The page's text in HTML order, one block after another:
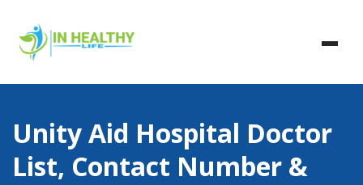
content
In Healthy Life
In Healthy Life, Healthy Life, Health Life, Doctor List,
Doctor Listing
Unity Aid Hospital Doctor
List, Contact Number &